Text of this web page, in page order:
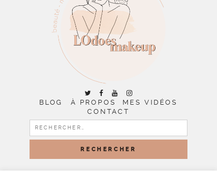
BLOG À PROPOS
MES VIDÉOS
CONTACT
RECHERCHER :